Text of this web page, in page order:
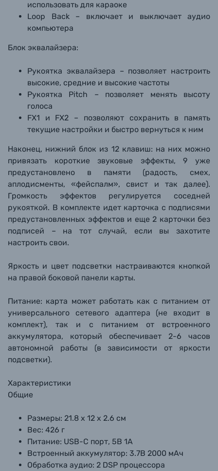
использовать для караоке
Loop Back – включает и выключает аудио
компьютера
Блок эквалайзера:
Рукоятка эквалайзера – позволяет настроить
высокие, средние и высокие частоты
Рукоятка Pitch – позволяет менять высоту
голоса
FX1 и FX2 – позволяют сохранить в память
текущие настройки и быстро вернуться к ним
Наконец, нижний блок из 12 клавиш: на них можно
привязать короткие звуковые эффекты, 9 уже
предустановлено в памяти (радость, смех,
аплодисменты, «фейспалм», свист и так далее).
Громкость эффектов регулируется соседней
рукояткой. В комплекте идет карточка с подписями
предустановленных эффектов и еще 2 карточки без
подписей – на тот случай, если вы захотите
настроить свои.
Яркость и цвет подсветки настраиваются кнопкой
на правой боковой панели карты.
Питание: карта может работать как с питанием от
универсального сетевого адаптера (не входит в
комплект), так и с питанием от встроенного
аккумулятора, который обеспечивает 2-6 часов
автономной работы (в зависимости от яркости
подсветки).
Характеристики
Общие
Размеры: 21.8 х 12 х 2.6 см
Вес: 426 г
Питание: USB-C порт, 5В 1А
Встроенный аккумулятор: 3.7В 2000 мАч
Обработка аудио: 2 DSP процессора